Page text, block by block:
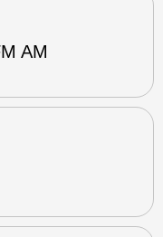
AM